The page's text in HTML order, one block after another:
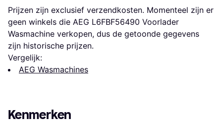
Prijzen zijn exclusief verzendkosten. Momenteel zijn er
geen winkels die AEG L6FBF56490 Voorlader
Wasmachine verkopen, dus de getoonde gegevens
zijn historische prijzen.
Vergelijk:
AEG Wasmachines
Kenmerken